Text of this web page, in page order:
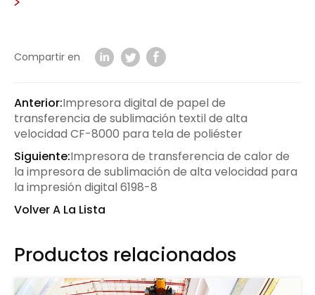
Compartir en
Anterior:Impresora digital de papel de
transferencia de sublimación textil de alta
velocidad CF-8000 para tela de poliéster
Siguiente:Impresora de transferencia de calor de
la impresora de sublimación de alta velocidad para
la impresión digital 6198-8
Volver A La Lista
Productos relacionados